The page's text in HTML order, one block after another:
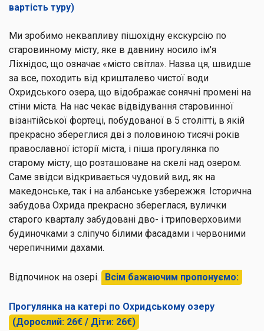
вартість туру)
Ми зробимо неквапливу пішохідну екскурсію по
старовинному місту, яке в давнину носило ім'я
Ліхнідос, що означає «місто світла». Назва ця, швидше
за все, походить від кришталево чистої води
Охридського озера, що відображає сонячні промені на
стіни міста. На нас чекає відвідування старовинної
візантійської фортеці, побудованої в 5 столітті, в якій
прекрасно збереглися дві з половиною тисячі років
православної історії міста, і піша прогулянка по
старому місту, що розташоване на скелі над озером.
Саме звідси відкривається чудовий вид, як на
македонське, так і на албанське узбережжя. Історична
забудова Охрида прекрасно збереглася, вулички
старого кварталу забудовані дво- і триповерховими
будиночками з сліпучо білими фасадами і червоними
черепичними дахами.
Відпочинок на озері. Всім бажаючим пропонуємо:
Прогулянка на катері по Охридському озеру
(Дорослий: 26€ / Діти: 26€)